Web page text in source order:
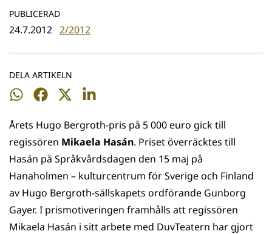
PUBLICERAD
24.7.2012 2/2012
DELA ARTIKELN
Dela
WhatsApp
Dela
Facebook
Dela
Twitter
Dela
LinkedIn
Årets Hugo Bergroth-pris på 5 000 euro gick till
regissören Mikaela Hasán. Priset överräcktes till
Hasán på Språkvårdsdagen den 15 maj på
Hanaholmen – kulturcentrum för Sverige och Finland
av Hugo Bergroth-sällskapets ordförande Gunborg
Gayer. I prismotiveringen framhålls att regissören
Mikaela Hasán i sitt arbete med DuvTeatern har gjort